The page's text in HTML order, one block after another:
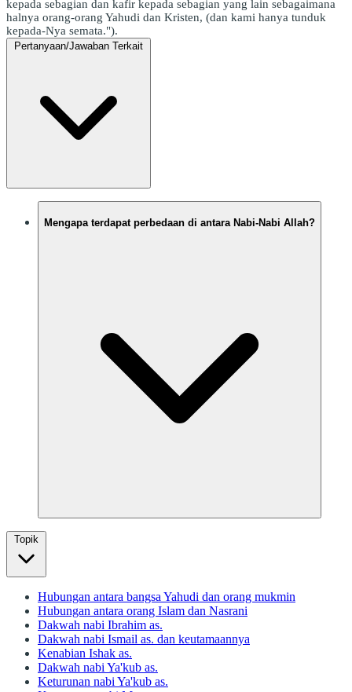
kepada sebagian dan kafir kepada sebagian yang lain sebagaimana
halnya orang-orang Yahudi dan Kristen, (dan kami hanya tunduk
kepada-Nya semata.").
Pertanyaan/Jawaban Terkait
Mengapa terdapat perbedaan di antara Nabi-Nabi Allah?
Topik
Hubungan antara bangsa Yahudi dan orang mukmin
Hubungan antara orang Islam dan Nasrani
Dakwah nabi Ibrahim as.
Dakwah nabi Ismail as. dan keutamaannya
Kenabian Ishak as.
Dakwah nabi Ya'kub as.
Keturunan nabi Ya'kub as.